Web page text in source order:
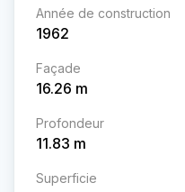
Année de construction
1962
Façade
16.26 m
Profondeur
11.83 m
Superficie